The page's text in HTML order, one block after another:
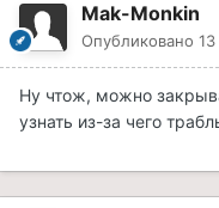
Mak-Monkin
Опубликовано
Ну чтож, можно
узнать из-за чего